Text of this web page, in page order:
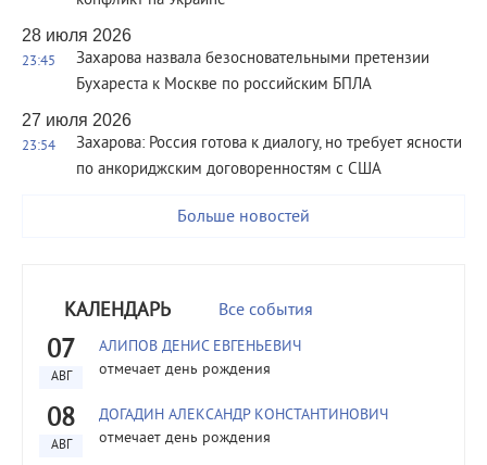
28 июля 2026
23:45
Захарова назвала безосновательными претензии
Бухареста к Москве по российским БПЛА
27 июля 2026
23:54
Захарова: Россия готова к диалогу, но требует ясности
по анкориджским договоренностям с США
Больше новостей
КАЛЕНДАРЬ Все события
07
АВГ
АЛИПОВ ДЕНИС ЕВГЕНЬЕВИЧ
отмечает день рождения
08
АВГ
ДОГАДИН АЛЕКСАНДР КОНСТАНТИНОВИЧ
отмечает день рождения